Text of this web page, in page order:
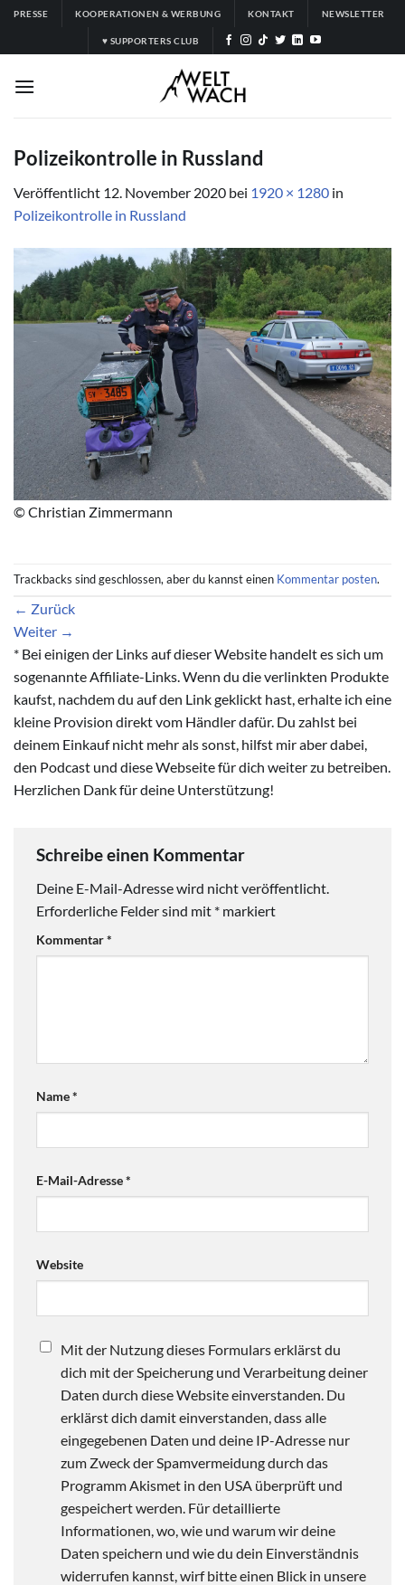
Zum
springen
PRESSE KOOPERATIONEN & WERBUNG KONTAKT NEWSLETTER
♥ SUPPORTERS CLUB
Polizeikontrolle in Russland
Veröffentlicht 12. November 2020 bei 1920 × 1280 in
Polizeikontrolle in Russland
© Christian Zimmermann
Trackbacks sind geschlossen, aber du kannst einen Kommentar posten.
← Zurück
Weiter →
* Bei einigen der Links auf dieser Website handelt es sich um
sogenannte Affiliate-Links. Wenn du die verlinkten Produkte
kaufst, nachdem du auf den Link geklickt hast, erhalte ich eine
kleine Provision direkt vom Händler dafür. Du zahlst bei
deinem Einkauf nicht mehr als sonst, hilfst mir aber dabei,
den Podcast und diese Webseite für dich weiter zu betreiben.
Herzlichen Dank für deine Unterstützung!
Schreibe einen Kommentar
Deine E-Mail-Adresse wird nicht veröffentlicht.
Erforderliche Felder sind mit * markiert
Kommentar*
Name*
E-Mail-Adresse*
Website
Mit der Nutzung dieses Formulars erklärst du
dich mit der Speicherung und Verarbeitung deiner
Daten durch diese Website einverstanden. Du
erklärst dich damit einverstanden, dass alle
eingegebenen Daten und deine IP-Adresse nur
zum Zweck der Spamvermeidung durch das
Programm Akismet in den USA überprüft und
gespeichert werden. Für detaillierte
Informationen, wo, wie und warum wir deine
Daten speichern und wie du dein Einverständnis
widerrufen kannst, wirf bitte einen Blick in unsere